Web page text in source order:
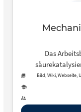
Das
Bild, Wiki, Webseite,